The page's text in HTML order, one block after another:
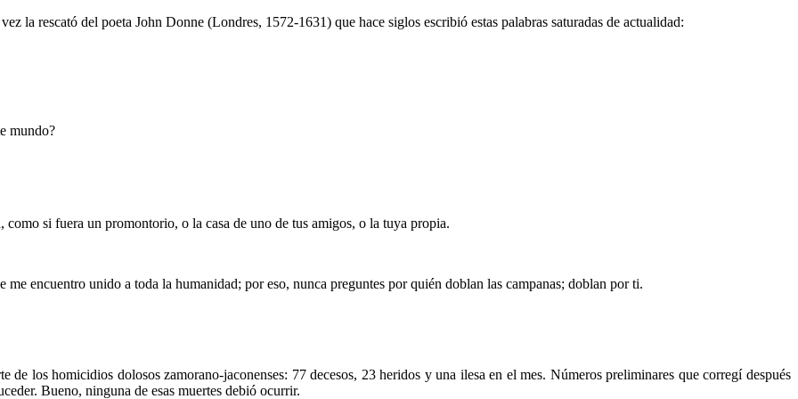
la rescató del poeta John Donne (Londres, 1572-1631) que hace siglos escribió estas palabras saturadas de actualidad:
mundo?
si fuera un promontorio, o la casa de uno de tus amigos, o la tuya propia.
encuentro unido a toda la humanidad; por eso, nunca preguntes por quién doblan las campanas; doblan por ti.
los homicidios dolosos zamorano-jaconenses: 77 decesos, 23 heridos y una ilesa en el mes. Números preliminares que corregí después
Bueno, ninguna de esas muertes debió ocurrir.